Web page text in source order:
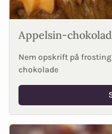
Appelsin-
Nem opskrift på
chokolade